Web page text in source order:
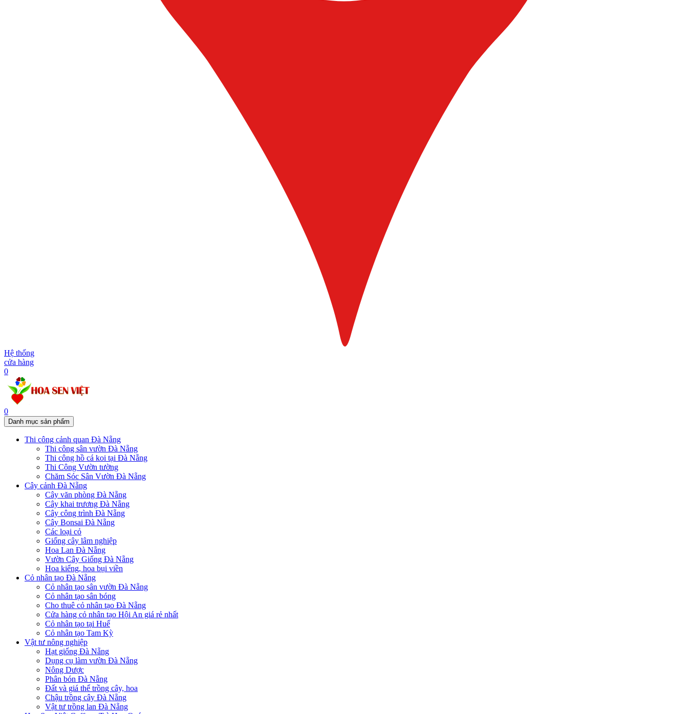
Hệ thống
cửa hàng
0
0
Danh mục sản phẩm
Thi công cảnh quan Đà Nẵng
Thi công sân vườn Đà Nẵng
Thi công hồ cá koi tại Đà Nẵng
Thi Công Vườn tường
Chăm Sóc Sân Vườn Đà Nẵng
Cây cảnh Đà Nẵng
Cây văn phòng Đà Nẵng
Cây khai trương Đà Nẵng
Cây công trình Đà Nẵng
Cây Bonsai Đà Nẵng
Các loại cỏ
Giống cây lâm nghiệp
Hoa Lan Đà Nẵng
Vườn Cây Giống Đà Nẵng
Hoa kiểng, hoa bụi viền
Cỏ nhân tạo Đà Nẵng
Cỏ nhân tạo sân vườn Đà Nẵng
Cỏ nhân tạo sân bóng
Cho thuê cỏ nhân tạo Đà Nẵng
Cửa hàng cỏ nhân tạo Hội An giá rẻ nhất
Cỏ nhân tạo tại Huế
Cỏ nhân tạo Tam Kỳ
Vật tư nông nghiệp
Hạt giống Đà Nẵng
Dụng cụ làm vườn Đà Nẵng
Nông Dược
Phân bón Đà Nẵng
Đất và giá thể trồng cây, hoa
Chậu trồng cây Đà Nẵng
Vật tư trồng lan Đà Nẵng